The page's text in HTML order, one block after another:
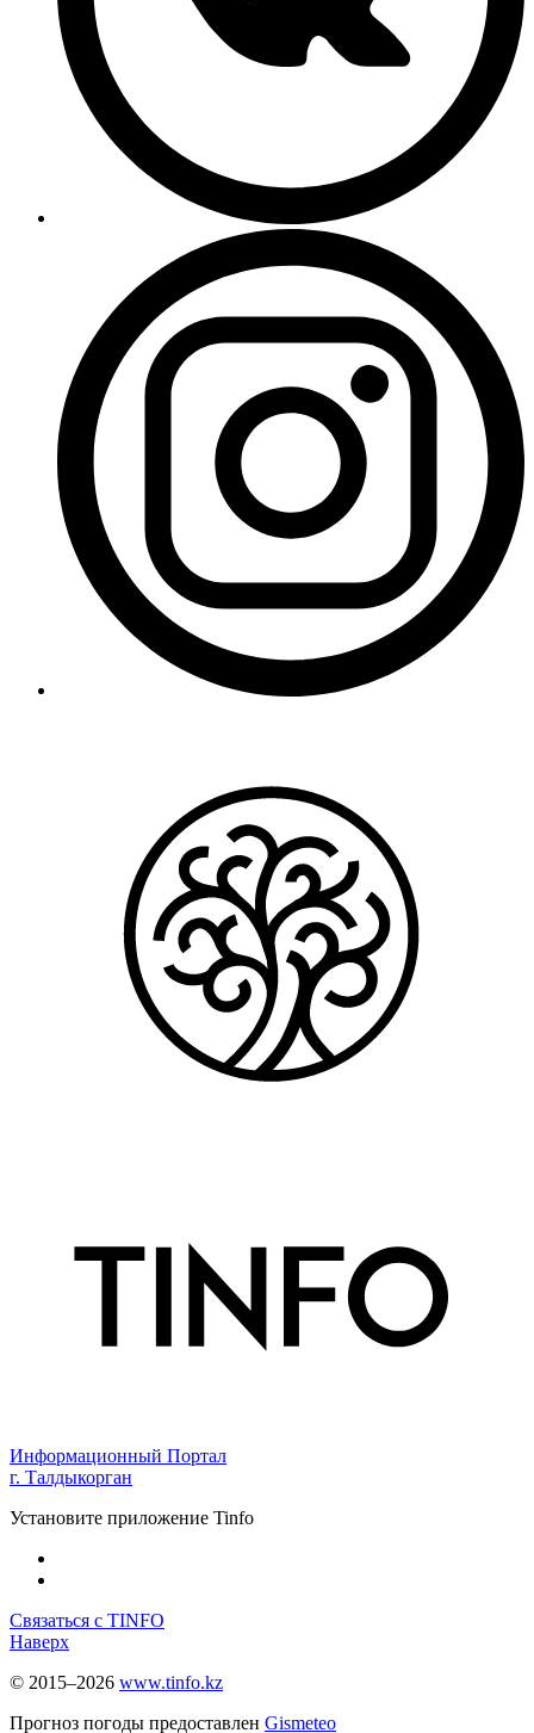
Информационный Портал
г. Талдыкорган
Установите приложение Tinfo
Связаться с TINFO
Наверх
© 2015–2026 www.tinfo.kz
Прогноз погоды предоставлен Gismeteo